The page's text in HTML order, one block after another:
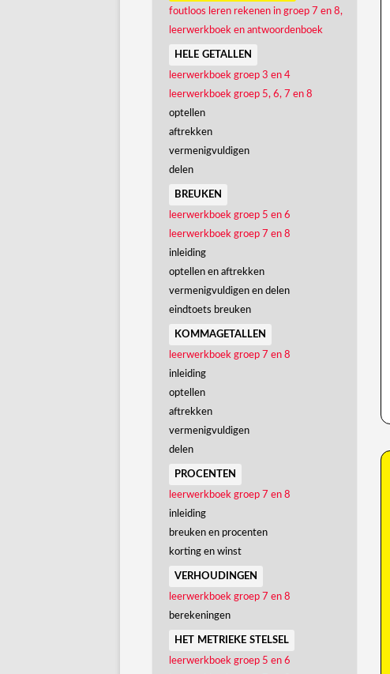
foutloos leren rekenen in groep 7 en 8,
leerwerkboek en antwoordenboek
hele getallen
leerwerkboek groep 3 en 4
leerwerkboek groep 5, 6, 7 en 8
optellen
aftrekken
vermenigvuldigen
delen
breuken
leerwerkboek groep 5 en 6
leerwerkboek groep 7 en 8
inleiding
optellen en aftrekken
vermenigvuldigen en delen
eindtoets breuken
kommagetallen
leerwerkboek groep 7 en 8
inleiding
optellen
aftrekken
vermenigvuldigen
delen
procenten
leerwerkboek groep 7 en 8
inleiding
breuken en procenten
korting en winst
verhoudingen
leerwerkboek groep 7 en 8
berekeningen
het metrieke stelsel
leerwerkboek groep 5 en 6